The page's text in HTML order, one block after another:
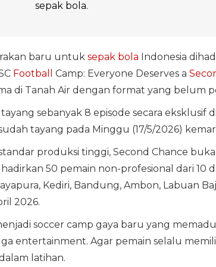
sepak bola.
baru untuk sepak bola Indonesia
Football Camp: Everyone Deserves a
di Tanah Air dengan format yang belum
sebanyak 8 episode secara eksklusif
tayang pada Minggu (17/5/2026)
produksi tinggi, Second Chance
50 pemain non-profesional dari 10
Kediri, Bandung, Ambon, Labuan
2026.
soccer camp gaya baru yang
entertainment. Agar pemain selalu
latihan.